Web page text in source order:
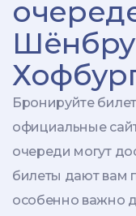
Бронируйте
официальные
очереди могут
билеты дают вам
особенно важно